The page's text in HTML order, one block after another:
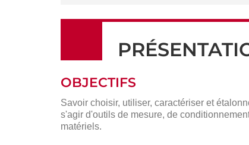
OBJECTIFS
Savoir choisir, utiliser, caractériser et
s'agir d'outils de mesure, de
matériels.